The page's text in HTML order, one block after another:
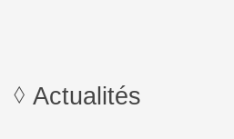
Actualités